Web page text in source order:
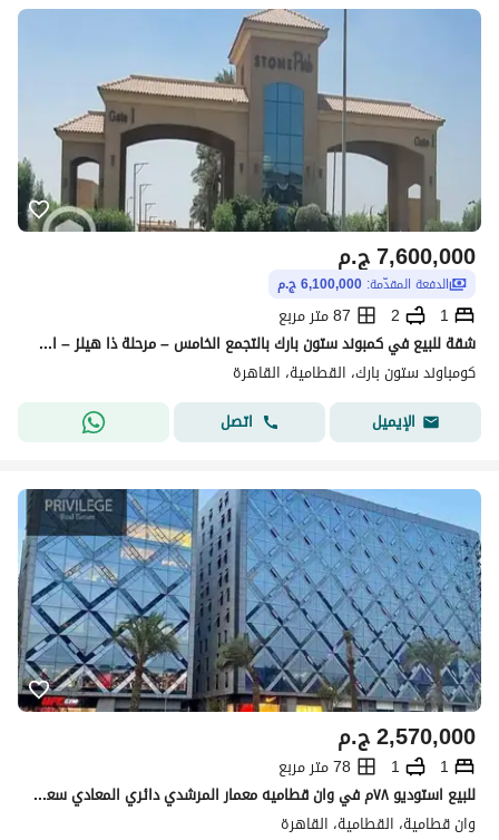
ج.م7,600,000
الدفعة المقدّمة: 6,100,000 ج.م
1
2
87 متر مربع
شقة للبيع في كمبوند ستون بارك بالتجمع الخامس – مرحلة ذا هيلز – استلام قريب
كومباوند ستون بارك، القطامية، القاهرة
الإيميل
اتصل
ج.م2,570,000
1
1
78 متر مربع
للبيع استوديو ٧٨م في وان قطاميه معمار المرشدي دائري المعادي سعر مميز _ تكمله اقساط
وان قطامية، القطامية، القاهرة